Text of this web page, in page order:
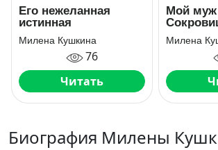
Его нежеланная
истинная
Милена Кушкина
76
Читать
Мой муж
Милена
Биография Милены